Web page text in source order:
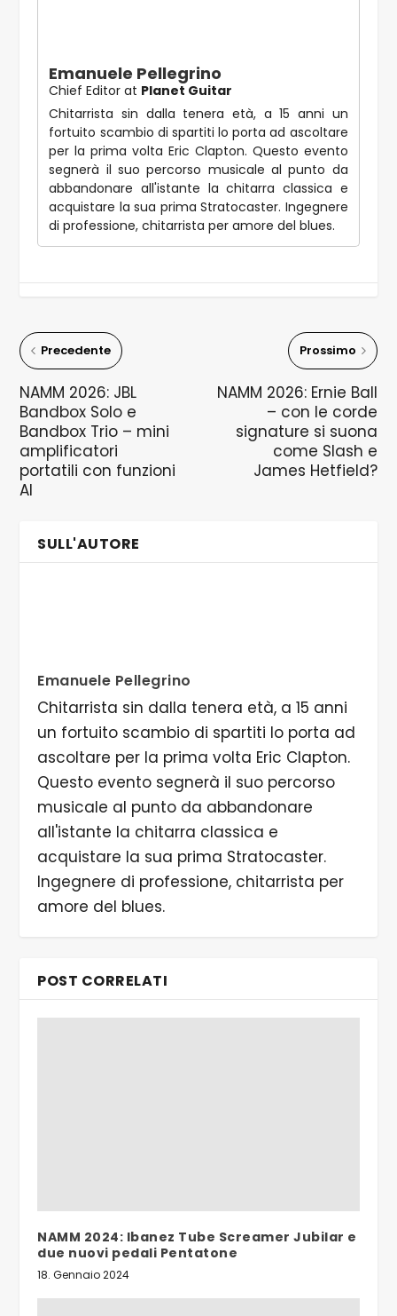
Emanuele Pellegrino
Chief Editor at Planet Guitar
Chitarrista sin dalla tenera età, a 15 anni un
fortuito scambio di spartiti lo porta ad ascoltare
per la prima volta Eric Clapton. Questo evento
segnerà il suo percorso musicale al punto da
abbandonare all'istante la chitarra classica e
acquistare la sua prima Stratocaster. Ingegnere
di professione, chitarrista per amore del blues.
Precedente
NAMM 2026: JBL
Bandbox Solo e
Bandbox Trio – mini
amplificatori
portatili con funzioni
AI
Prossimo
NAMM 2026: Ernie Ball
– con le corde
signature si suona
come Slash e
James Hetfield?
SULL'AUTORE
Emanuele Pellegrino
Chitarrista sin dalla tenera età, a 15 anni
un fortuito scambio di spartiti lo porta ad
ascoltare per la prima volta Eric Clapton.
Questo evento segnerà il suo percorso
musicale al punto da abbandonare
all'istante la chitarra classica e
acquistare la sua prima Stratocaster.
Ingegnere di professione, chitarrista per
amore del blues.
POST CORRELATI
NAMM 2024: Ibanez Tube Screamer Jubilar e
due nuovi pedali Pentatone
18. Gennaio 2024